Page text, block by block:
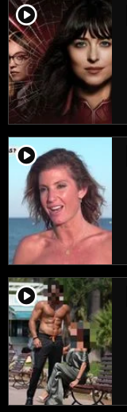
player2
player2
player2